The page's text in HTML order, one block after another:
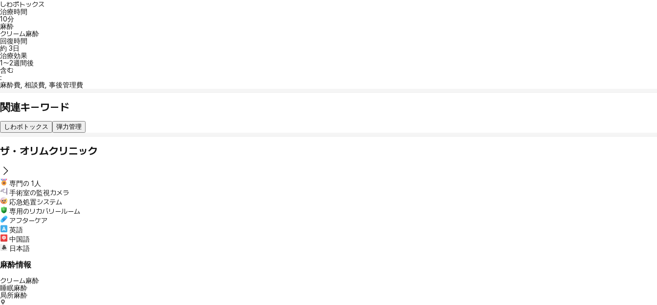
しわボトックス
治療時間
10分
麻酔
クリーム麻酔
回復時間
約 3日
治療効果
1〜2週間後
含む
:
麻酔費, 相談費, 事後管理費
関連キーワード
しわボトックス 弾力管理
ザ・オリムクリニック
専門の 1人
手術室の監視カメラ
応急処置システム
専用のリカバリールーム
アフターケア
英語
中国語
日本語
麻酔情報
クリーム麻酔
睡眠麻酔
局所麻酔